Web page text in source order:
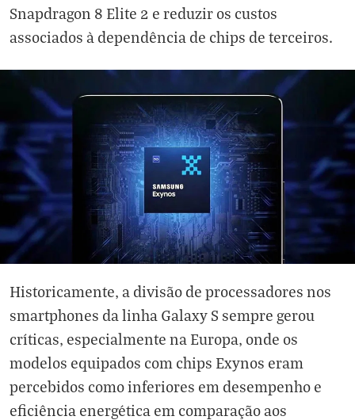
Snapdragon 8 Elite 2 e reduzir os custos
associados à dependência de chips de terceiros.
Historicamente, a divisão de processadores nos
smartphones da linha Galaxy S sempre gerou
críticas, especialmente na Europa, onde os
modelos equipados com chips Exynos eram
percebidos como inferiores em desempenho e
eficiência energética em comparação aos